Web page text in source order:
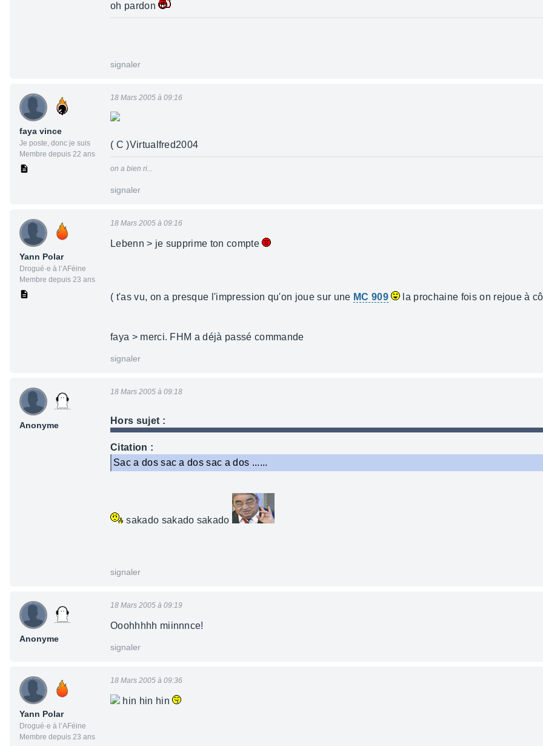
oh pardon
signaler
faya vince
Je poste, donc je suis
Membre depuis 22 ans
18 Mars 2005 à 09:16
( C )Virtualfred2004
on a bien ri...
signaler
Yann Polar
Drogué·e à l’AFéine
Membre depuis 23 ans
18 Mars 2005 à 09:16
Lebenn > je supprime ton compte
( t'as vu, on a presque l'impression qu'on joue sur une MC 909 la prochaine fois on rejoue à
faya > merci. FHM a déjà passé commande
signaler
Anonyme
18 Mars 2005 à 09:18
Hors sujet :
Citation :
Sac a dos sac a dos sac a dos ......
sakado sakado sakado
signaler
Anonyme
18 Mars 2005 à 09:19
Ooohhhhh miinnnce!
signaler
Yann Polar
Drogué·e à l’AFéine
Membre depuis 23 ans
18 Mars 2005 à 09:36
hin hin hin